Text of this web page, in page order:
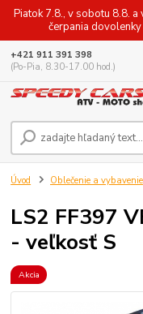
Piatok 7.8., v sobotu 8.8.
čerpania
+421 911 391 398
(Po-Pia, 8.30-17.00 hod.)
Úvod Oblečenie a vybavenie
LS2 FF397
- veľkosť S
Akcia